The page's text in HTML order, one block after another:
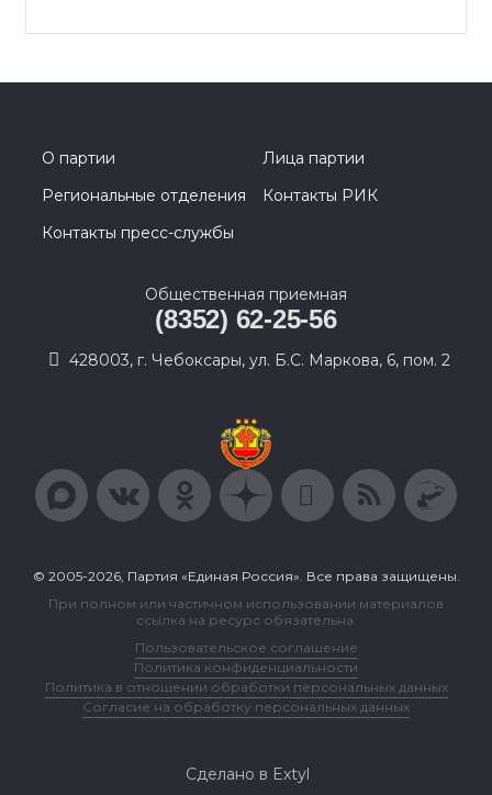
О партии
Лица партии
Региональные отделения
Контакты РИК
Контакты пресс-службы
Общественная приемная
(8352) 62-25-56
428003, г. Чебоксары, ул. Б.С. Маркова, 6, пом. 2
© 2005-2026, Партия «Единая Россия». Все права защищены.
При полном или частичном использовании материалов
ссылка на ресурс обязательна.
Пользовательское соглашение
Политика конфиденциальности
Политика в отношении обработки персональных данных
Согласие на обработку персональных данных
Сделано в Extyl